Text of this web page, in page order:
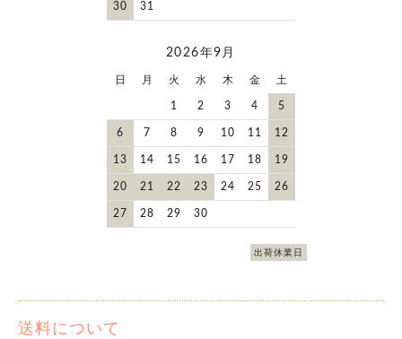
30 31
2026年9月
日 月 火 水 木 金 土
1 2 3 4 5
6 7 8 9 10 11 12
13 14 15 16 17 18 19
20 21 22 23 24 25 26
27 28 29 30
出荷休業日
送料について